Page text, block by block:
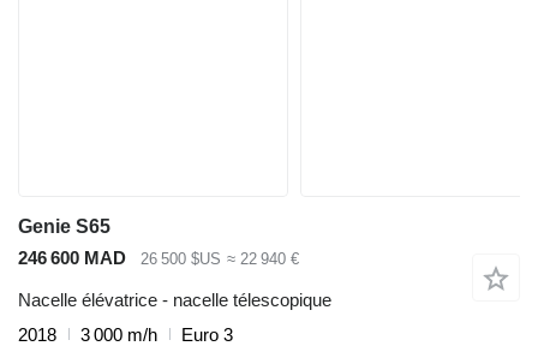
Genie S65
246 600 MAD
26 500 $US ≈ 22 940 €
Nacelle élévatrice - nacelle télescopique
2018
3 000 m/h
Euro 3